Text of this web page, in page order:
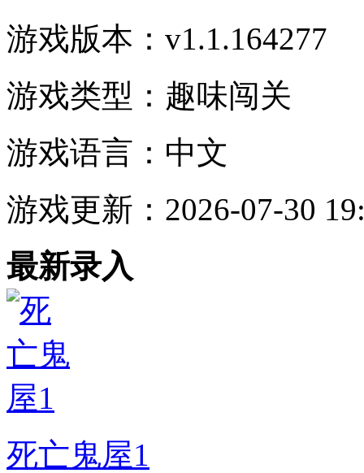
游戏版本： v1.1.164277
游戏类型： 趣味闯关
游戏语言： 中文
游戏更新： 2026-07-30
最新录入
死亡鬼屋1